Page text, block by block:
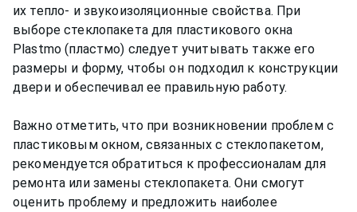
их тепло- и звукоизоляционные свойства. При
выборе стеклопакета для пластикового окна
Plastmo (пластмо) следует учитывать также его
размеры и форму, чтобы он подходил к конструкции
двери и обеспечивал ее правильную работу.
Важно отметить, что при возникновении проблем с
пластиковым окном, связанных с стеклопакетом,
рекомендуется обратиться к профессионалам для
ремонта или замены стеклопакета. Они смогут
оценить проблему и предложить наиболее